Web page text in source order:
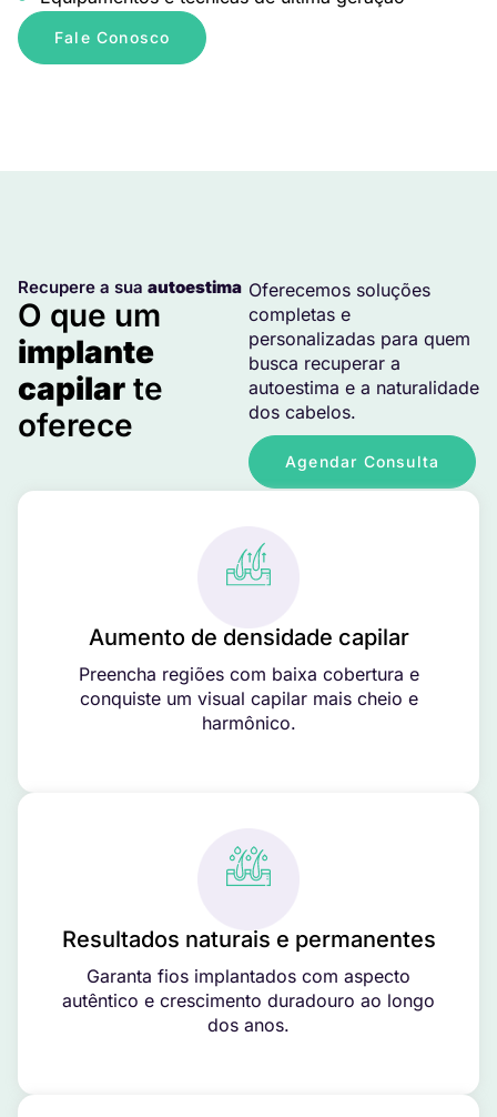
Fale Conosco
Recupere a sua autoestima
O que um
implante
capilar te
oferece
Oferecemos soluções
completas e
personalizadas para quem
busca recuperar a
autoestima e a naturalidade
dos cabelos.
Agendar Consulta
Aumento de densidade capilar
Preencha regiões com baixa cobertura e
conquiste um visual capilar mais cheio e
harmônico.
Resultados naturais e permanentes
Garanta fios implantados com aspecto
autêntico e crescimento duradouro ao longo
dos anos.